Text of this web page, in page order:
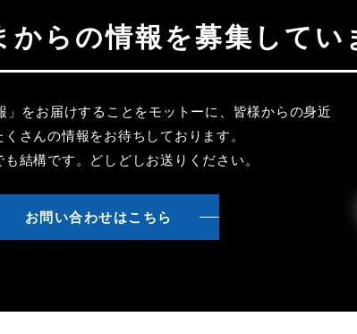
からの情報を募集してい
をお届けすることをモットーに、皆様からの身近
さんの情報をお待ちしております。
結構です。どしどしお送りください。
お問い合わせはこちら